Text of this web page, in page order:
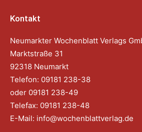
Kontakt
Neumarkter Wochenblatt Verlags
Marktstraße 31
92318 Neumarkt
Telefon: 09181 238-38
oder 09181 238-49
Telefax: 09181 238-48
E-Mail: info@wochenblattverlag.de